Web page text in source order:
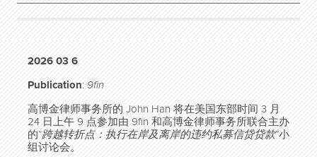
2026 03 6
Publication: 9fin
高博金律师事务所的 John Han 将在美国东部时间 3 月
24 日上午 9 点参加由 9fin 和高博金律师事务所联合主办
的“跨越转折点：执行在岸及离岸的违约私募信贷贷款”小
组讨论会。